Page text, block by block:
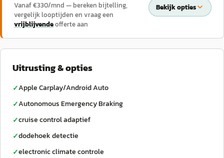
Vanaf €330/mnd — bereken bijtelling,
vergelijk looptijden en vraag een
vrijblijvendeofferte aan
Bekijk opties
Uitrusting & opties
✓Apple Carplay/Android Auto
✓Autonomous Emergency Braking
✓cruise control adaptief
✓dodehoek detectie
✓electronic climate controle